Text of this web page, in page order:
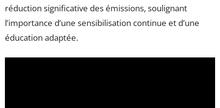
réduction significative des émissions, soulignant
l’importance d’une sensibilisation continue et d’une
éducation adaptée.